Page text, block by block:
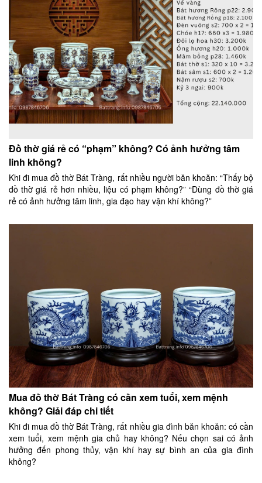
Đồ thờ giá rẻ có “phạm” không? Có ảnh hưởng tâm
linh không?
Khi đi mua đồ thờ Bát Tràng, rất nhiều người băn khoăn: “Thấy bộ
đồ thờ giá rẻ hơn nhiều, liệu có phạm không?” “Dùng đồ thờ giá
rẻ có ảnh hưởng tâm linh, gia đạo hay vận khí không?”
Mua đồ thờ Bát Tràng có cần xem tuổi, xem mệnh
không? Giải đáp chi tiết
Khi đi mua đồ thờ Bát Tràng, rất nhiều gia đình băn khoăn: có cần
xem tuổi, xem mệnh gia chủ hay không? Nếu chọn sai có ảnh
hưởng đến phong thủy, vận khí hay sự bình an của gia đình
không?